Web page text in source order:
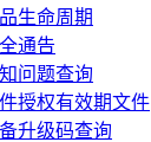
生命周期
通告
问题查询
授权有效期文件
升级码查询